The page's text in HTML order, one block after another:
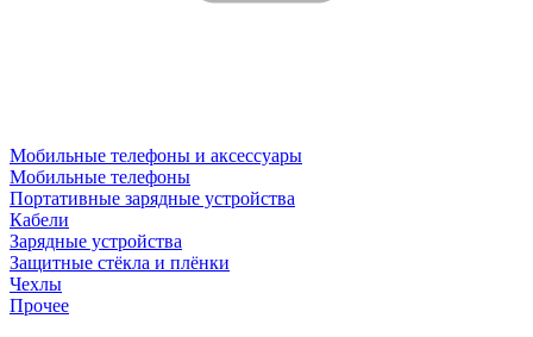
Мобильные телефоны и аксессуары
Мобильные телефоны
Портативные зарядные устройства
Кабели
Зарядные устройства
Защитные стёкла и плёнки
Чехлы
Прочее